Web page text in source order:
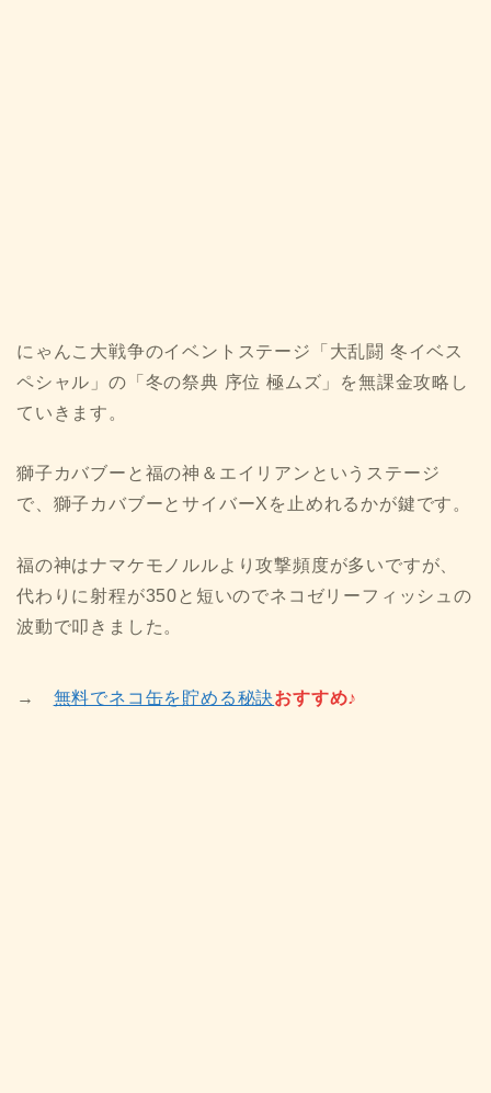
にゃんこ大戦争のイベントステージ「大乱闘 冬イベス
ペシャル」の「冬の祭典 序位 極ムズ」を無課金攻略し
ていきます。
獅子カバブーと福の神＆エイリアンというステージ
で、獅子カバブーとサイバーXを止めれるかが鍵です。
福の神はナマケモノルルより攻撃頻度が多いですが、
代わりに射程が350と短いのでネコゼリーフィッシュの
波動で叩きました。
→ 無料でネコ缶を貯める秘訣おすすめ♪